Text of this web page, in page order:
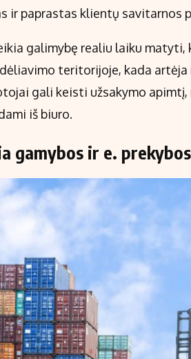
ir paprastas klientų savitarnos
galimybę realiu laiku matyti,
teritorijoje, kada
gali keisti užsakymo
iš biuro.
gamybos ir e.